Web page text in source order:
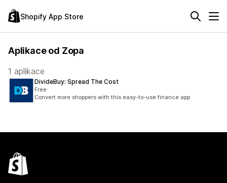
Shopify App Store
Aplikace od Zopa
1 aplikace
DivideBuy: Spread The Cost
Free
Convert more shoppers with this easy-to-use finance app